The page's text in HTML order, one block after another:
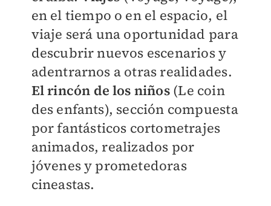
en el tiempo o en el espacio, el
viaje será una oportunidad para
descubrir nuevos escenarios y
adentrarnos a otras realidades.
El rincón de los niños(Le coin
des enfants), sección compuesta
por ​fantásticos cortometrajes
animados, realizados por
jóvenes y prometedoras
cineastas.